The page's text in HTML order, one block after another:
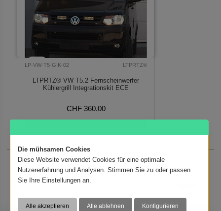
LP-VW-T5-GIK-02 LTPRTZ®
LTPRTZ® VW T5.2 Fernscheinwerfer
Kühlergrill Integrationskit ECE
CHF 360.00
Zeige Produkte 1 bis 30 von 215 (8 Seiten)
Die mühsamen Cookies
Diese Website verwendet Cookies für eine optimale
Nutzererfahrung und Analysen. Stimmen Sie zu oder passen
Sie Ihre Einstellungen an.